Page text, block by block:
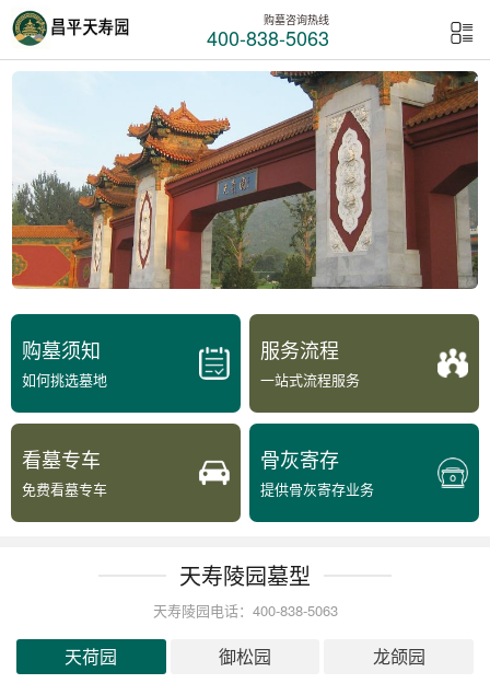
购墓咨询热线
400-838-5063
购墓须知
如何挑选墓地
服务流程
一站式流程服务
看墓专车
免费看墓专车
骨灰寄存
提供骨灰寄存业务
天寿陵园墓型
天寿陵园电话：400-838-5063
天荷园 御松园 龙颌园